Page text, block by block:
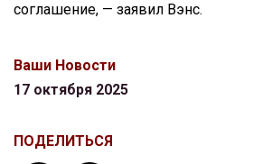
соглашение, — заявил Вэнс.
Ваши Новости
17 октября 2025
ПОДЕЛИТЬСЯ